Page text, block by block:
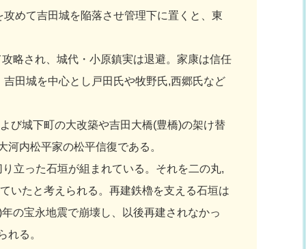
めて吉田城を陥落させ管理下に置くと、東
略され、城代・小原鎮実は退避。家康は信任
田城を中心とし戸田氏や牧野氏,西郷氏など
び城下町の大改築や吉田大橋(豊橋)の架け替
内松平家の松平信復である。
立った石垣が組まれている。それを二の丸,
いたと考えられる。再建鉄櫓を支える石垣は
の宝永地震で崩壊し、以後再建されなかっ
れる。